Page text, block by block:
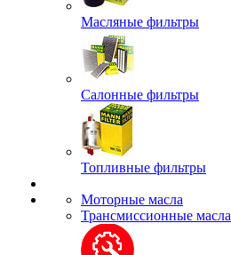
Масляные фильтры
Салонные фильтры
Топливные фильтры
Моторные масла
Трансмиссионные масла